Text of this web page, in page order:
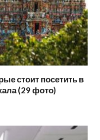
стоит посетить в
(29 фото)